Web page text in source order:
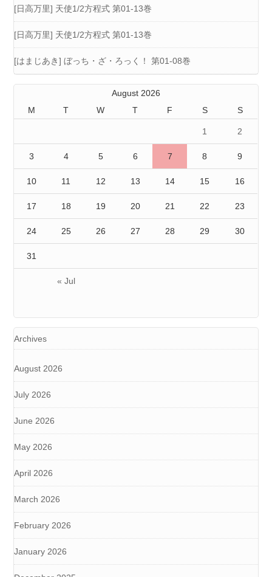
[日高万里] 天使1/2方程式 第01-13巻
[日高万里] 天使1/2方程式 第01-13巻
[はまじあき] ぼっち・ざ・ろっく！ 第01-08巻
August 2026
M
T W T F S S
« Jul
1 2
3 4 5 6 7 8 9
10 11 12 13 14 15 16
17 18 19 20 21 22 23
24 25 26 27 28 29 30
31
Archives
August 2026
July 2026
June 2026
May 2026
April 2026
March 2026
February 2026
January 2026